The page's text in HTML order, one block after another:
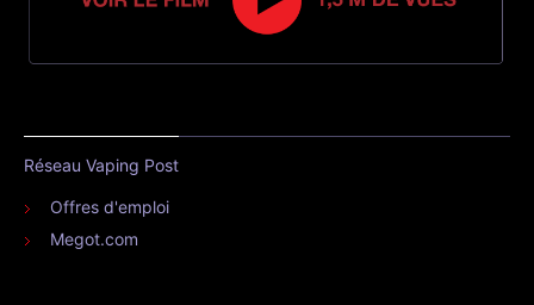
Réseau Vaping Post
Offres d'emploi
Megot.com